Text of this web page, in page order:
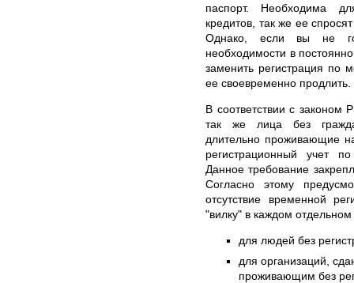
паспорт. Необходима
кредитов, так же ее
Однако, если вы не
необходимости в
заменить регистрация по
ее своевременно продлить.
В соответствии с законом
так же лица без
длительно проживающие
регистрационный учет
Данное требование
Согласно этому
отсутствие временной
"вилку" в каждом отдельном
для людей без
для организаций,
проживающим без